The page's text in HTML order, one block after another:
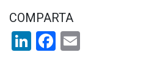
COMPARTA
LinkedIn
Facebook